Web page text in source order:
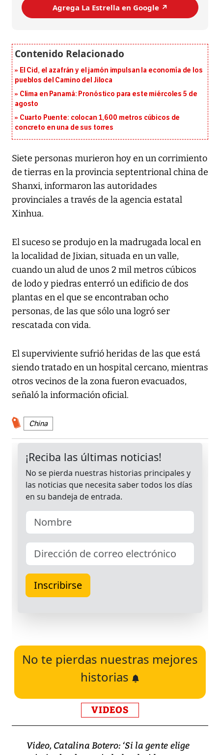
Agrega La Estrella en Google ↗️
El Cid, el azafrán y el jamón impulsan la economía de los
pueblos del Camino del Jiloca
Clima en Panamá: Pronóstico para este miércoles 5 de
agosto
Cuarto Puente: colocan 1,600 metros cúbicos de
concreto en una de sus torres
Siete personas murieron hoy en un corrimiento
de tierras en la provincia septentrional china de
Shanxi, informaron las autoridades
provinciales a través de la agencia estatal
Xinhua.
El suceso se produjo en la madrugada local en
la localidad de Jixian, situada en un valle,
cuando un alud de unos 2 mil metros cúbicos
de lodo y piedras enterró un edificio de dos
plantas en el que se encontraban ocho
personas, de las que sólo una logró ser
rescatada con vida.
El superviviente sufrió heridas de las que está
siendo tratado en un hospital cercano, mientras
otros vecinos de la zona fueron evacuados,
señaló la información oficial.
China
No te pierdas nuestras mejores
historias
VIDEOS
Video, Catalina Botero: ‘Si la gente elige